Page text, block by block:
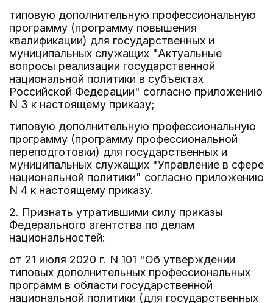
типовую дополнительную профессиональную
программу (программу повышения
квалификации) для государственных и
муниципальных служащих "Актуальные
вопросы реализации государственной
национальной политики в субъектах
Российской Федерации" согласно приложению
N 3 к настоящему приказу;
типовую дополнительную профессиональную
программу (программу профессиональной
переподготовки) для государственных и
муниципальных служащих "Управление в сфере
национальной политики" согласно приложению
N 4 к настоящему приказу.
2. Признать утратившими силу приказы
Федерального агентства по делам
национальностей:
от 21 июля 2020 г. N 101 "Об утверждении
типовых дополнительных профессиональных
программ в области государственной
национальной политики (для государственных